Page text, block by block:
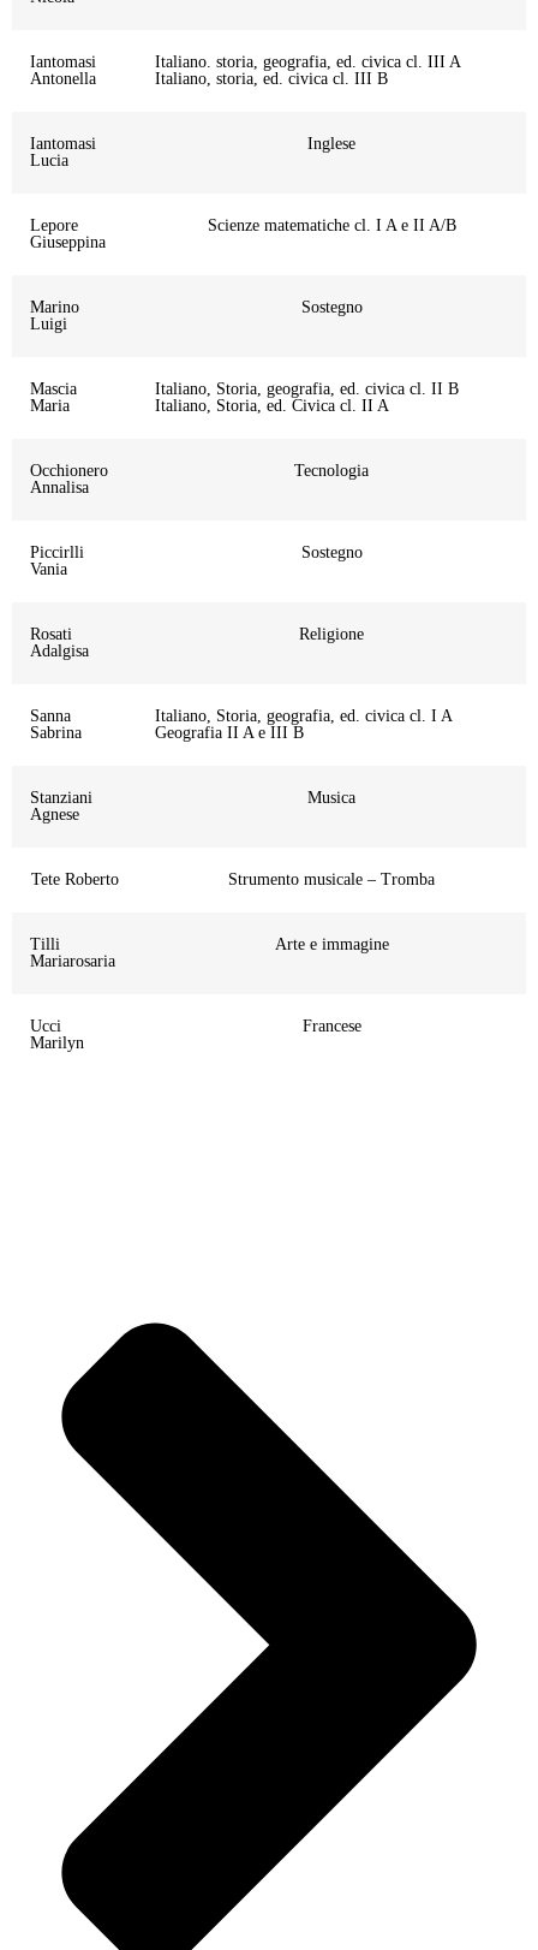
Iantomasi
Antonella
Italiano. storia, geografia, ed. civica cl. III A
Italiano, storia, ed. civica cl. III B
Iantomasi
Lucia
Inglese
Lepore
Giuseppina
Scienze matematiche cl. I A e II A/B
Marino
Luigi
Sostegno
Mascia
Maria
Italiano, Storia, geografia, ed. civica cl. II B
Italiano, Storia, ed. Civica cl. II A
Occhionero
Annalisa
Tecnologia
Piccirlli
Vania
Sostegno
Rosati
Adalgisa
Religione
Sanna
Sabrina
Italiano, Storia, geografia, ed. civica cl. I A
Geografia II A e III B
Stanziani
Agnese
Musica
Tete Roberto Strumento musicale – Tromba
Tilli
Mariarosaria
Arte e immagine
Ucci
Marilyn
Francese